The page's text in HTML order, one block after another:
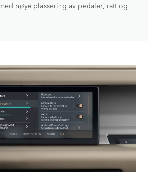
nøye plassering av pedaler, ratt og